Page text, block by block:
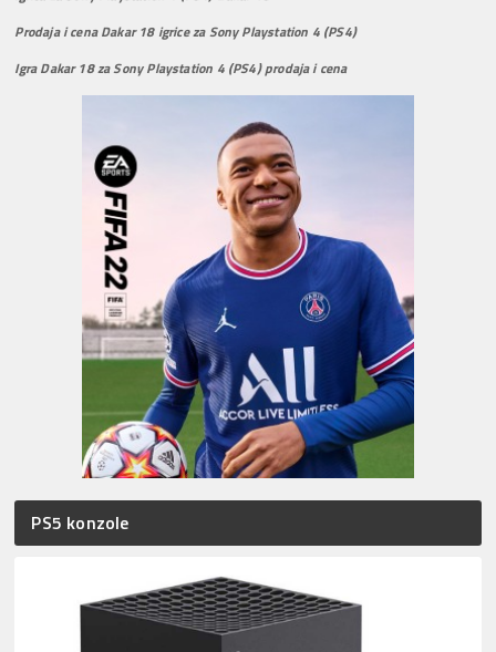
Prodaja i cena Dakar 18 igrice za Sony Playstation 4 (PS4)
Igra Dakar 18 za Sony Playstation 4 (PS4) prodaja i cena
PS5 konzole